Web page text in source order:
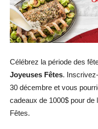
Célébrez la période des
Joyeuses Fêtes.
30 décembre et vous
cadeaux de 1000$ pour de
Fêtes.